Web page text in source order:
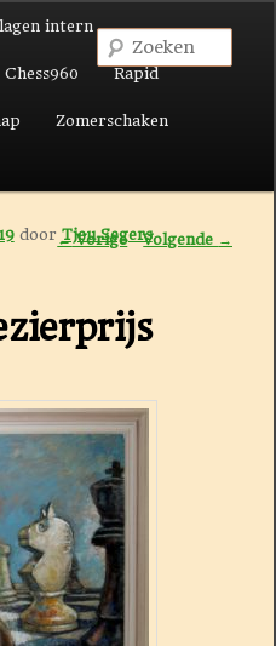
inhoud
intern
Chess960 Rapid
Zomerschaken
Berichtnavigatie
←Vorige Volgende →
door Tjeu Segers